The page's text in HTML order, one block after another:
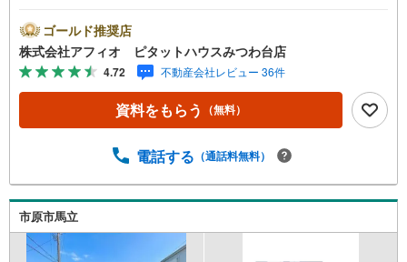
中‥即日ご案内大歓迎!!住み良い閑静な住宅地。有秋南小小
学校徒歩14分とお子様の通学も安心です！■リビングを見
渡せるカウンターキッチン■家族みんなでゆったりと過ごせ
るLDK17.75帖■回遊動線が考えられた間取り■キッチンがス
ッキリ片付く大型パントリー■洗面室と脱衣所を分けて毎日
の暮らしをもっと快適に■全居室収納スペース完備■全室二
認定物件●お客様の笑顔のために。千葉県の不動産のことな
宝物になるお家探しの、心強いパートナーになれるよう全
致します！お気軽にお問合せ下さいませ！
ゴールド推奨店
株式会社アフィオ ピタットハウスみつわ台店
4.72 不動産会社レビュー 36件
資料をもらう （無料）
電話する （通話料無料）
市原市馬立